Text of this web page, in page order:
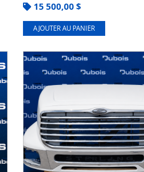
15 500,00 $
AJOUTER AU PANIER